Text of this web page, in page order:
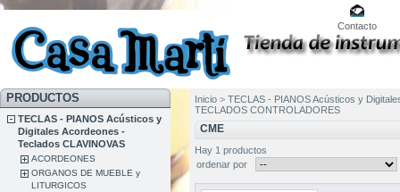
Contacto
PRODUCTOS
TECLAS - PIANOS Acústicos y
Digitales Acordeones -
Teclados CLAVINOVAS
ACORDEONES
ORGANOS DE MUEBLE y
LITURGICOS
Inicio > TECLAS - PIANOS Acústicos y
TECLADOS CONTROLADORES
CME
Hay 1 productos
ordenar por